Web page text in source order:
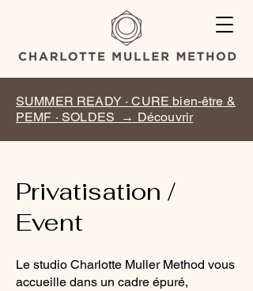
SUMMER READY · CURE bien-être &
PEMF · SOLDES → Découvrir
Privatisation /
Event
Le studio Charlotte Muller Method vous
accueille dans un cadre épuré,